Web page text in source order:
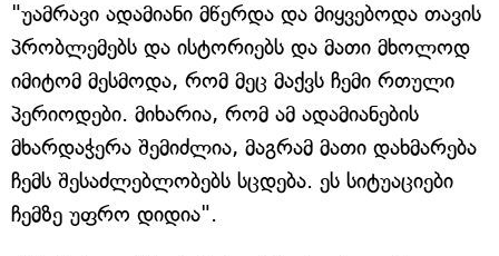
"უამრავი ადამიანი მწერდა და მიყვებოდა თავის
პრობლემებს და ისტორიებს და მათი მხოლოდ
იმიტომ მესმოდა, რომ მეც მაქვს ჩემი რთული
პერიოდები. მიხარია, რომ ამ ადამიანების
მხარდაჭერა შემიძლია, მაგრამ მათი დახმარება
ჩემს შესაძლებლობებს სცდება. ეს სიტუაციები
ჩემზე უფრო დიდია".